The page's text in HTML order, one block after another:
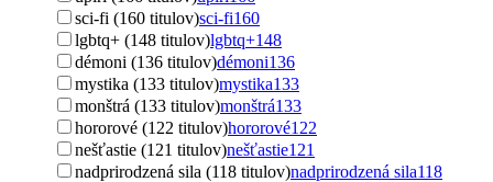
sci-fi (160 titulov)sci-fi160
lgbtq+ (148 titulov)lgbtq+148
démoni (136 titulov)démoni136
mystika (133 titulov)mystika133
monštrá (133 titulov)monštrá133
hororové (122 titulov)hororové122
nešťastie (121 titulov)nešťastie121
nadprirodzená sila (118 titulov)nadprirodzená sila118